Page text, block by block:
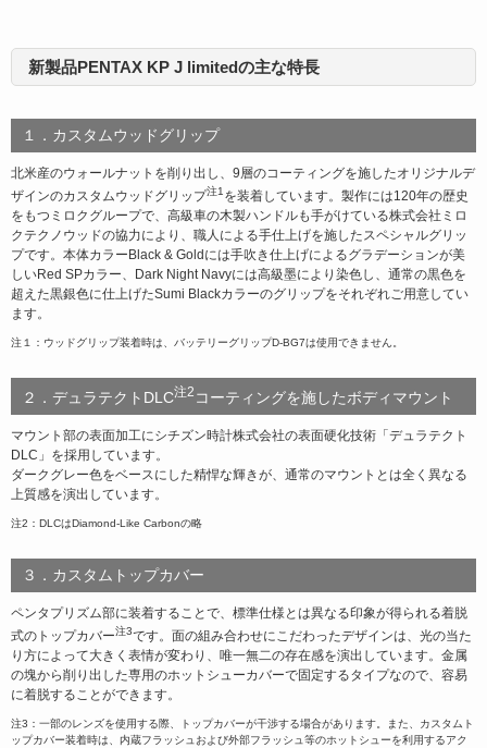
新製品PENTAX KP J limitedの主な特長
１．カスタムウッドグリップ
北米産のウォールナットを削り出し、9層のコーティングを施したオリジナルデ
ザインのカスタムウッドグリップ注1 を装着しています。製作には120年の歴史
をもつミロクグループで、高級車の木製ハンドルも手がけている株式会社ミロ
クテクノウッドの協力により、職人による手仕上げを施したスペシャルグリッ
プです。本体カラーBlack & Goldには手吹き仕上げによるグラデーションが美
しいRed SPカラー、Dark Night Navyには高級墨により染色し、通常の黒色を
超えた黒銀色に仕上げたSumi Blackカラーのグリップをそれぞれご用意してい
ます。
注１：ウッドグリップ装着時は、バッテリーグリップD-BG7は使用できません。
２．デュラテクトDLC注2 コーティングを施したボディマウント
マウント部の表面加工にシチズン時計株式会社の表面硬化技術「デュラテクト
DLC」を採用しています。
ダークグレー色をベースにした精悍な輝きが、通常のマウントとは全く異なる
上質感を演出しています。
注2：DLCはDiamond-Like Carbonの略
３．カスタムトップカバー
ペンタプリズム部に装着することで、標準仕様とは異なる印象が得られる着脱
式のトップカバー注3です。面の組み合わせにこだわったデザインは、光の当た
り方によって大きく表情が変わり、唯一無二の存在感を演出しています。金属
の塊から削り出した専用のホットシューカバーで固定するタイプなので、容易
に着脱することができます。
注3：一部のレンズを使用する際、トップカバーが干渉する場合があります。また、カスタムト
ップカバー装着時は、内蔵フラッシュおよび外部フラッシュ等のホットシューを利用するアク